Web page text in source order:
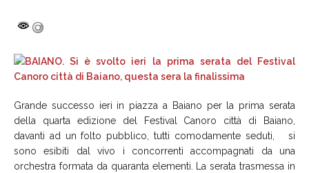
Grande successo ieri in piazza a Baiano per la prima serata
della quarta edizione del Festival Canoro città di Baiano,
davanti ad un folto pubblico, tutti comodamente seduti, si
sono esibiti dal vivo i concorrenti accompagnati da una
orchestra formata da quaranta elementi. La serata trasmessa in